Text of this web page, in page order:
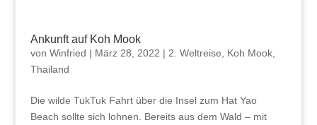
Ankunft auf Koh Mook
von Winfried | März 28, 2022 | 2. Weltreise Koh Mook,
Thailand
Die wilde TukTuk Fahrt über die Insel zum Hat Yao
Beach sollte sich lohnen. Bereits aus dem Wald – mit